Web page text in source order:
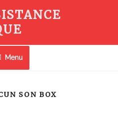
Menu
SON BOX